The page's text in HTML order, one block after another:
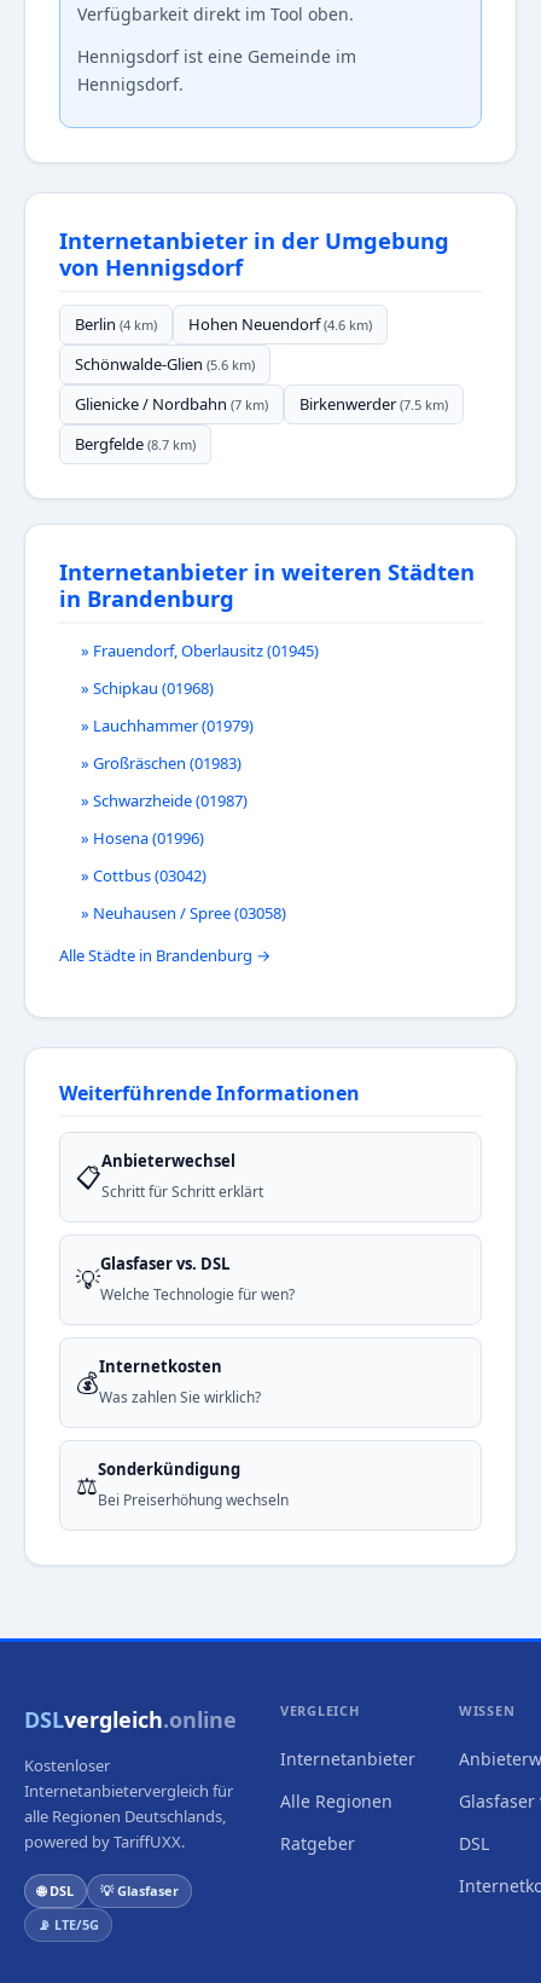
Verfügbarkeit direkt im Tool oben.
Hennigsdorf ist eine Gemeinde im
Hennigsdorf.
Internetanbieter in der Umgebung
von Hennigsdorf
Berlin (4 km) Hohen Neuendorf(4.6 km)
Schönwalde-Glien (5.6 km)
Glienicke / Nordbahn (7 km) Birkenwerder(7.5 km)
Bergfelde (8.7 km)
Internetanbieter in weiteren Städten
in Brandenburg
» Frauendorf, Oberlausitz (01945)
» Schipkau (01968)
» Lauchhammer (01979)
» Großräschen (01983)
» Schwarzheide (01987)
» Hosena (01996)
» Cottbus (03042)
» Neuhausen / Spree (03058)
Alle Städte in Brandenburg →
Weiterführende Informationen
📋Anbieterwechsel
Schritt für Schritt erklärt
💡Glasfaser vs. DSL
Welche Technologie für wen?
💰Internetkosten
Was zahlen Sie wirklich?
⚖️Sonderkündigung
Bei Preiserhöhung wechseln
DSLvergleich.online
Kostenloser
Internetanbietervergleich für
alle Regionen Deutschlands,
powered by TariffUXX.
🌐 DSL
💡 Glasfaser
📡 LTE/5G
VERGLEICH
Internetanbieter
Alle Regionen
Ratgeber
WISSEN
Glasfaser
DSL